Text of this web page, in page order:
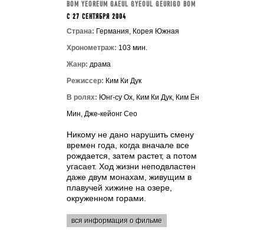
BOM YEOREUM GAEUL GYEOUL GEURIGO BOM
C 27 СЕНТЯБРЯ 2004
Страна: Германия, Корея Южная
Хронометраж: 103 мин.
Жанр: драма
Режиссер: Ким Ки Дук
В ролях: Юнг-су Ох, Ким Ки Дук, Ким Ён
Мин, Дже-кейонг Сео
Никому не дано нарушить смену
времен года, когда вначале все
рождается, затем растет, а потом
угасает. Ход жизни неподвластен
даже двум монахам, живущим в
плавучей хижине на озере,
окруженном горами.
вся информация о фильме